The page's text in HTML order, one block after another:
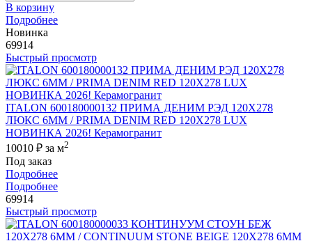
В корзину
Подробнее
Новинка
69914
Быстрый просмотр
ITALON 600180000132 ПРИМА ДЕНИМ РЭД 120X278
ЛЮКС 6ММ / PRIMA DENIM RED 120X278 LUX
НОВИНКА 2026! Керамогранит
10010 ₽ за м2
Под заказ
Подробнее
Подробнее
69914
Быстрый просмотр